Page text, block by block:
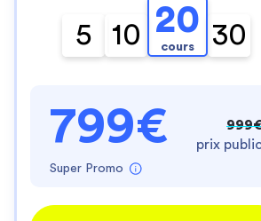
5 10 20
cours 30
799€
Super Promo
prix public